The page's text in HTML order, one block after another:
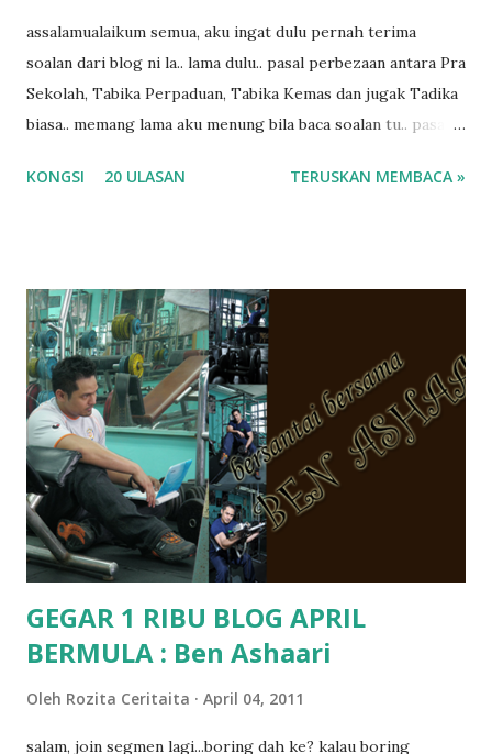
assalamualaikum semua, aku ingat dulu pernah terima
soalan dari blog ni la.. lama dulu.. pasal perbezaan antara Pra
Sekolah, Tabika Perpaduan, Tabika Kemas dan jugak Tadika
biasa.. memang lama aku menung bila baca soalan tu.. pasal
ko.. masa tu aku baru je ada anak sorang dan aku hentam je
tanya sapa-sapa pun masa tu.. bila fikir-fikirkan balik terasa
jugak masa alahai teruknya kami sebagai ibubapa.. dan kami
terasa jugak semakin teruk bila abg long dah masuk 2 tahun
kat salah satu tadika swasta ni.. tapi nampaknya kenal huruf
pun tak tau.. pengsan aku bila ingat balik.. aku mula fikir
mungkin sebab abg long sendiri jenis budak yang ada
masalah dyslexia.. tapi minor la.. nanti la aku cerita pasal
dyslexia tu.. lepas tu kami buat keputusan pu...
KONGSI 20 ULASAN TERUSKAN MEMBACA »
GEGAR 1 RIBU BLOG APRIL
BERMULA : Ben Ashaari
Oleh Rozita Ceritaita April 04, 2011
salam, join segmen lagi...boring dah ke? kalau boring